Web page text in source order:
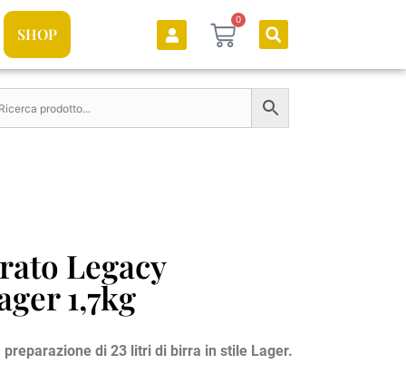
SHOP
0
Legacy
1,7kg
di 23 litri di birra in stile Lager.